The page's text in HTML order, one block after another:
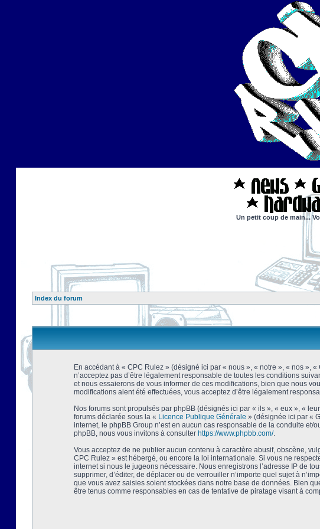
Un petit coup de main...
Index du forum
En accédant à « CPC Rulez » (désigné ici par « nous », « notre », « nos »,
n’acceptez pas d’être légalement responsable de toutes les conditions
et nous essaierons de vous informer de ces modifications, bien que nous
modifications aient été effectuées, vous acceptez d’être légalement
Nos forums sont propulsés par phpBB (désignés ici par « ils », « eux », «
forums déclarée sous la « Licence Publique Générale » (désignée ici par «
internet, le phpBB Group n’est en aucun cas responsable de la conduite
phpBB, nous vous invitons à consulter https://www.phpbb.com/.
Vous acceptez de ne publier aucun contenu à caractère abusif, obscène,
CPC Rulez » est hébergé, ou encore la loi internationale. Si vous ne
internet si nous le jugeons nécessaire. Nous enregistrons l’adresse IP de
supprimer, d’éditer, de déplacer ou de verrouiller n’importe quel sujet à
que vous avez saisies soient stockées dans notre base de données. Bien
être tenus comme responsables en cas de tentative de piratage visant à